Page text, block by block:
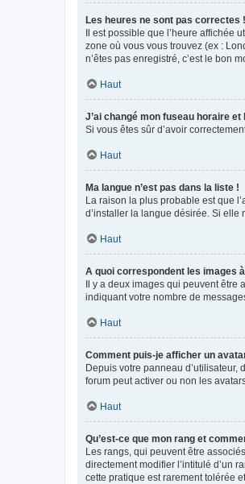
Les heures ne sont pas correctes !
Il est possible que l’heure affichée
zone où vous vous trouvez (ex :
n’êtes pas enregistré, c’est le bon
Haut
J’ai changé mon fuseau horaire
Si vous êtes sûr d’avoir
Haut
Ma langue n’est pas dans la liste !
La raison la plus probable est que
d’installer la langue désirée. Si elle
Haut
A quoi correspondent les images
Il y a deux images qui peuvent être
indiquant votre nombre de
Haut
Comment puis-je afficher un
Depuis votre panneau d’utilisateur,
forum peut activer ou non les
Haut
Qu’est-ce que mon rang et
Les rangs, qui peuvent être
directement modifier l’intitulé d’un
cette pratique est rarement tolérée